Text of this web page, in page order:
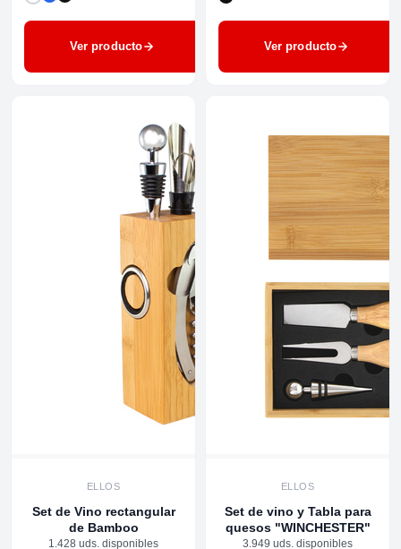
Ver producto Ver producto
ELLOS
Set de Vino rectangular
de Bamboo
1.428 uds. disponibles
ELLOS
Set de vino y Tabla para
quesos "WINCHESTER"
3.949 uds. disponibles